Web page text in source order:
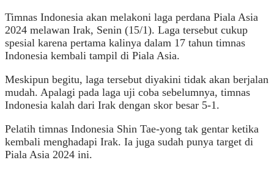
Timnas Indonesia akan melakoni laga perdana Piala Asia
2024 melawan Irak, Senin (15/1). Laga tersebut cukup
spesial karena pertama kalinya dalam 17 tahun timnas
Indonesia kembali tampil di Piala Asia.
Meskipun begitu, laga tersebut diyakini tidak akan berjalan
mudah. Apalagi pada laga uji coba sebelumnya, timnas
Indonesia kalah dari Irak dengan skor besar 5-1.
Pelatih timnas Indonesia Shin Tae-yong tak gentar ketika
kembali menghadapi Irak. Ia juga sudah punya target di
Piala Asia 2024 ini.